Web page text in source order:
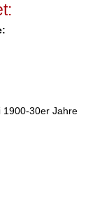
1900-30er Jahre